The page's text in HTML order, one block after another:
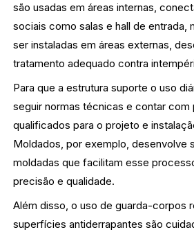
são usadas em áreas internas,
sociais como salas e hall de entrada,
ser instaladas em áreas externas,
tratamento adequado contra
Para que a estrutura suporte o uso
seguir normas técnicas e contar com
qualificados para o projeto e
Moldados, por exemplo, desenvolve
moldadas que facilitam esse
precisão e qualidade.
Além disso, o uso de guarda-corpos
superfícies antiderrapantes são